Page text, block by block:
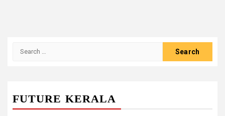
FUTURE KERALA